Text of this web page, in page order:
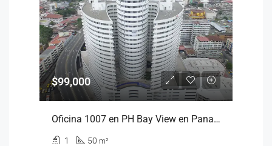
$99,000
Oficina 1007 en PH Bay View en Panamá
1 50 m²